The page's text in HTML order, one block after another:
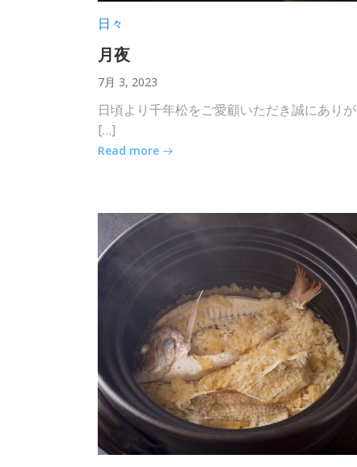
日々
月夜
7月 3, 2023
日頃より千年松をご愛顧いただき誠にありが
[…]
Read more